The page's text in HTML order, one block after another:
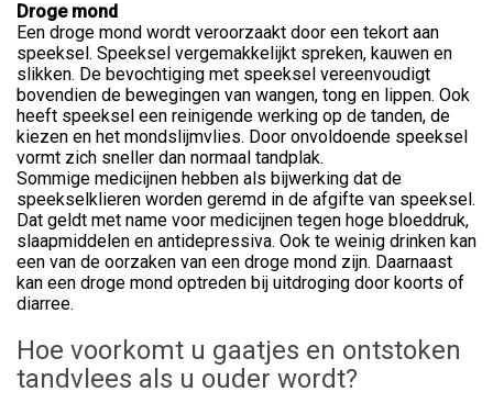
Droge mond
Een droge mond wordt veroorzaakt door een tekort aan
speeksel. Speeksel vergemakkelijkt spreken, kauwen en
slikken. De bevochtiging met speeksel vereenvoudigt
bovendien de bewegingen van wangen, tong en lippen. Ook
heeft speeksel een reinigende werking op de tanden, de
kiezen en het mondslijmvlies. Door onvoldoende speeksel
vormt zich sneller dan normaal tandplak.
Sommige medicijnen hebben als bijwerking dat de
speekselklieren worden geremd in de afgifte van speeksel.
Dat geldt met name voor medicijnen tegen hoge bloeddruk,
slaapmiddelen en antidepressiva. Ook te weinig drinken kan
een van de oorzaken van een droge mond zijn. Daarnaast
kan een droge mond optreden bij uitdroging door koorts of
diarree.
Hoe voorkomt u gaatjes en ontstoken
tandvlees als u ouder wordt?